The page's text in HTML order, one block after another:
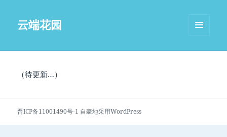
云端花园
挂件
（待更新…）
晋ICP备11001490号-1 自豪地采用WordPress